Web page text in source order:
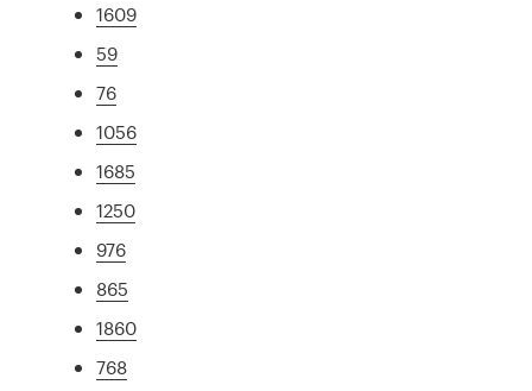
1609
59
76
1056
1685
1250
976
865
1860
768